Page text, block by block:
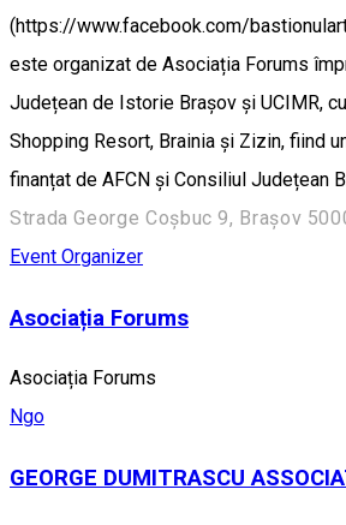
(https://www.facebook.com/
este organizat de Asociația Forums
Județean de Istorie Brașov și UCIMR,
Shopping Resort, Brainia și Zizin, fiind
finanțat de AFCN și Consiliul Județean
Strada George Coșbuc 9, Brașov
Event Organizer
Asociația Forums
Asociația Forums
Ngo
GEORGE DUMITRASCU